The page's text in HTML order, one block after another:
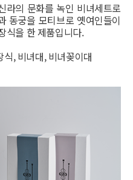
라의 문화를 녹인 비녀세트로
동궁을 모티브로 옛여인들이
식을 한 제품입니다.
, 비녀대, 비녀꽂이대